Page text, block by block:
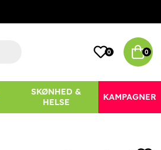
0 0
SKØNHED &
HELSE
KAMPAGNER